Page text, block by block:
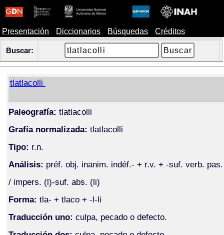
Presentación Diccionarios Búsquedas Créditos
Buscar:
tlatlacolli
Paleografía: tlatlacolli
Grafía normalizada: tlatlacolli
Tipo: r.n.
Análisis: préf. obj. inanim. indéf.- + r.v. + -suf. verb. pas.
/ impers. (l)-suf. abs. (li)
Forma: tla- + tlaco + -l-li
Traducción uno: culpa, pecado o defecto.